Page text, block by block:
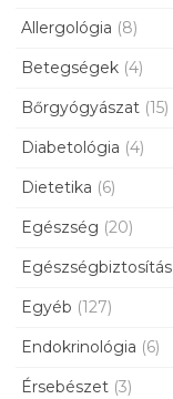
Allergológia (8)
Betegségek (4)
Bőrgyógyászat (15)
Diabetológia (4)
Dietetika (6)
Egészség (20)
Egészségbiztosítás
Egyéb (127)
Endokrinológia (6)
Érsebészet (3)